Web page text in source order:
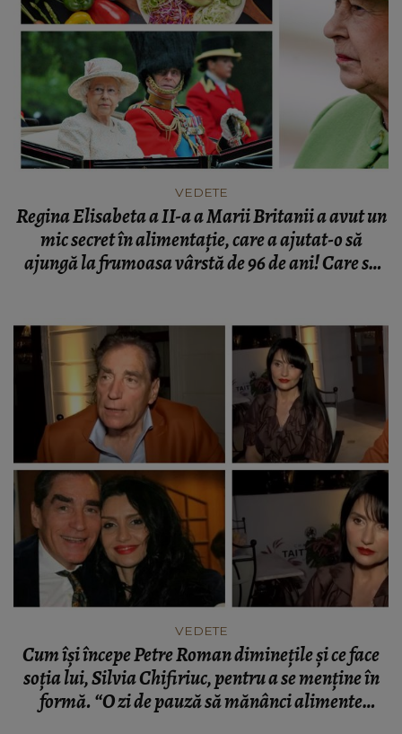
VEDETE
Regina Elisabeta a II-a a Marii Britanii a avut un
mic secret în alimentație, care a ajutat-o să
ajungă la frumoasa vârstă de 96 de ani! Care să
VEDETE
Cum își începe Petre Roman diminețile și ce face
soția lui, Silvia Chifiriuc, pentru a se menține în
formă. “O zi de pauză să mănânci alimente